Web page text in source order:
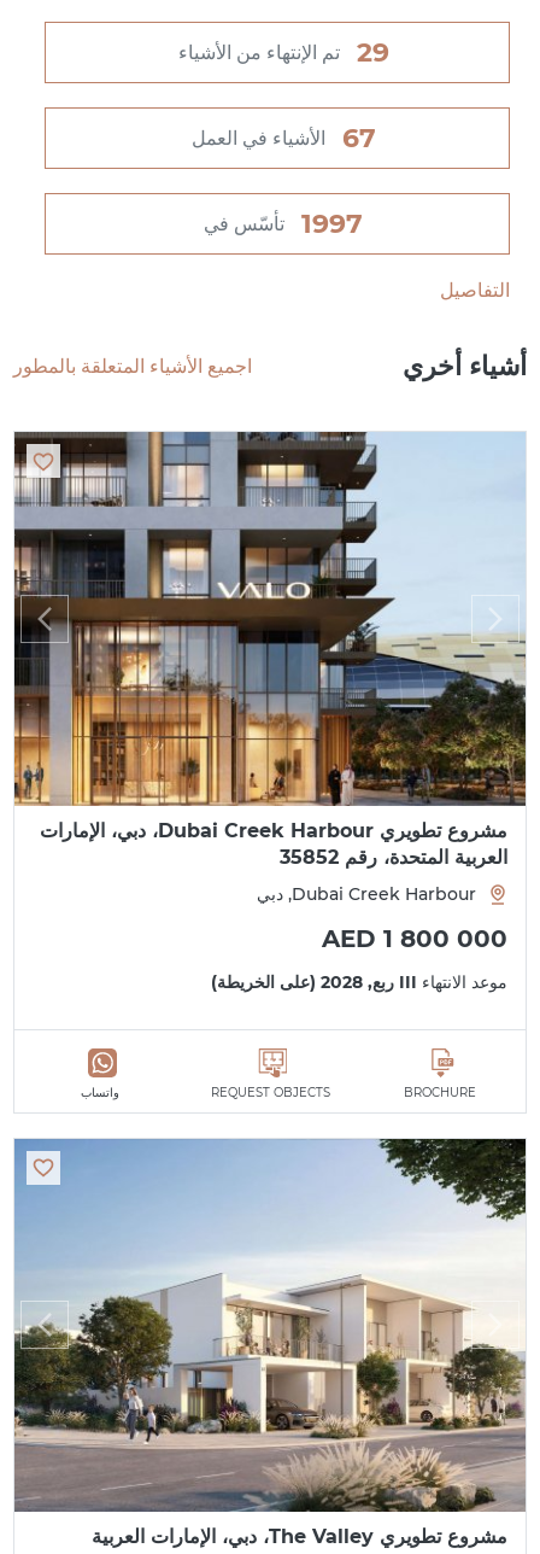
29 تم الإنتهاء من الأشياء
67 الأشياء في العمل
1997 تأسّس في
التفاصيل
أشياء أخري اجميع الأشياء المتعلقة بالمطور
مشروع تطويري Dubai Creek Harbour، دبي، الإمارات
العربية المتحدة، رقم 35852
Dubai Creek Harbour, دبي
AED 1 800 000
موعد الانتهاء III ربع, 2028 (على الخريطة)
BROCHURE
REQUEST OBJECTS واتساب
مشروع تطويري The Valley، دبي، الإمارات العربية